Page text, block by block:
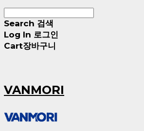
Search 검색
Log In 로그인
Cart장바구니
VANMORI